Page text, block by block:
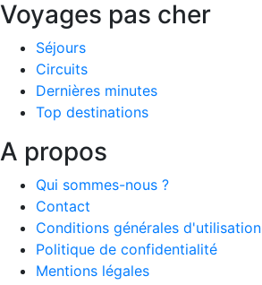
Voyages pas cher
Séjours
Circuits
Dernières minutes
Top destinations
A propos
Qui sommes-nous ?
Contact
Conditions générales d'utilisation
Politique de confidentialité
Mentions légales